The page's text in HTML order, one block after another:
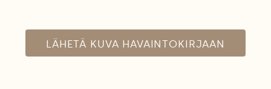
LÄHETÄ KUVA HAVAINTOKIRJAAN